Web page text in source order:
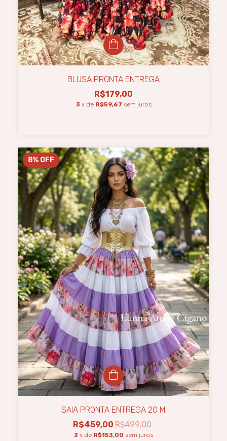
BLUSA PRONTA ENTREGA
R$179,00
3 x de R$59,67 sem juros
8% OFF
SAIA PRONTA ENTREGA 20 M
R$459,00 R$499,00
3 x de R$153,00 sem juros